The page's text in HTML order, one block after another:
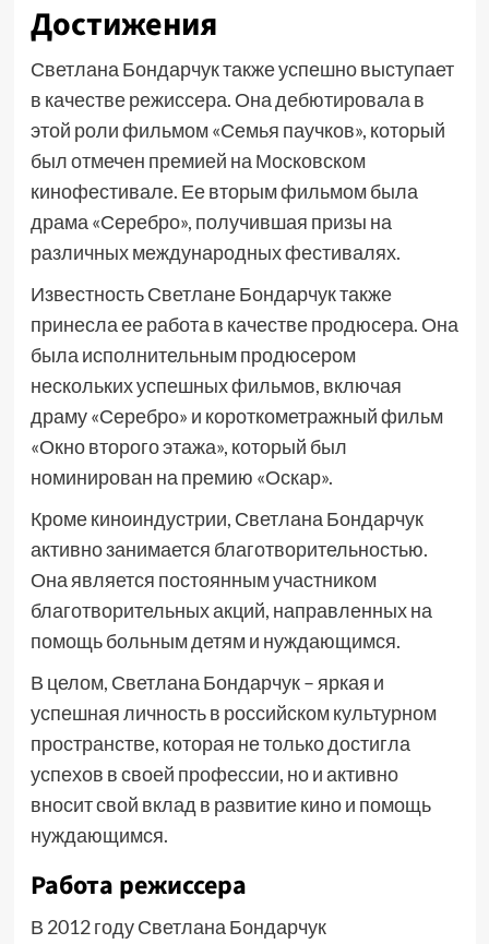
Достижения
Светлана Бондарчук также успешно выступает
в качестве режиссера. Она дебютировала в
этой роли фильмом «Семья паучков», который
был отмечен премией на Московском
кинофестивале. Ее вторым фильмом была
драма «Серебро», получившая призы на
различных международных фестивалях.
Известность Светлане Бондарчук также
принесла ее работа в качестве продюсера. Она
была исполнительным продюсером
нескольких успешных фильмов, включая
драму «Серебро» и короткометражный фильм
«Окно второго этажа», который был
номинирован на премию «Оскар».
Кроме киноиндустрии, Светлана Бондарчук
активно занимается благотворительностью.
Она является постоянным участником
благотворительных акций, направленных на
помощь больным детям и нуждающимся.
В целом, Светлана Бондарчук – яркая и
успешная личность в российском культурном
пространстве, которая не только достигла
успехов в своей профессии, но и активно
вносит свой вклад в развитие кино и помощь
нуждающимся.
Работа режиссера
В 2012 году Светлана Бондарчук